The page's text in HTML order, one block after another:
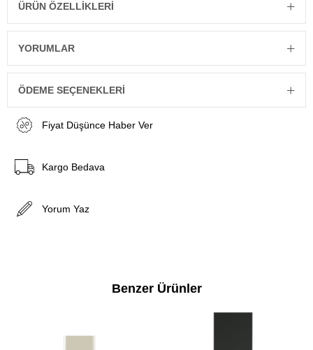
ÜRÜN ÖZELLIKLERI
YORUMLAR
ÖDEME SEÇENEKLERI
Fiyat Düşünce Haber Ver
Kargo Bedava
Yorum Yaz
Benzer Ürünler